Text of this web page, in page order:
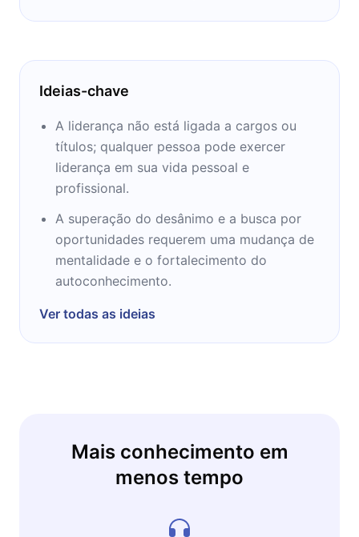
Ideias-chave
A liderança não está ligada a cargos ou
títulos; qualquer pessoa pode exercer
liderança em sua vida pessoal e
profissional.
A superação do desânimo e a busca por
oportunidades requerem uma mudança de
mentalidade e o fortalecimento do
autoconhecimento.
Ver todas as ideias
Mais conhecimento em
menos tempo